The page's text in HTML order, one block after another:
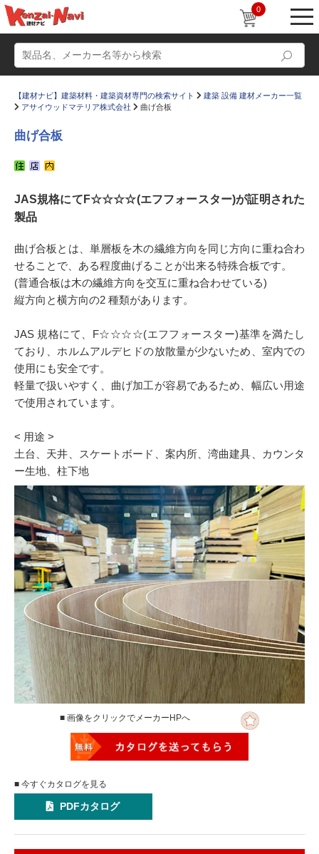
0
かたなび コラム
Q＆A 販売・施工代理店募集
お気に入り
【建材ナビ】建築材料・建築資材専門の検索サイト
建築 設備 建材メーカー一覧
アサイウッドマテリア株式会社
曲げ合板
曲げ合板
JAS規格にてF☆☆☆☆(エフフォースター)が証明された
製品
曲げ合板とは、単層板を木の繊維方向を同じ方向に重ね合わ
せることで、ある程度曲げることが出来る特殊合板です。
(普通合板は木の繊維方向を交互に重ね合わせている)
縦方向と横方向の2 種類があります。
JAS 規格にて、F☆☆☆☆(エフフォースター)基準を満たし
ており、ホルムアルデヒドの放散量が少ないため、室内での
使用にも安全です。
軽量で扱いやすく、曲げ加工が容易であるため、幅広い用途
で使用されています。
< 用途 >
土台、天井、スケートボード、案内所、湾曲建具、カウンタ
ー生地、柱下地
■ 画像をクリックでメーカーHPへ
■ 今すぐカタログを見る
PDFカタログ